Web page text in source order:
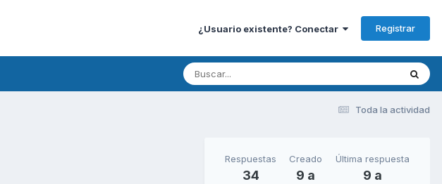
¿Usuario existente? Conectar Registrar
Toda la actividad
Respuestas
34
Creado
9 a
Última respuesta
9 a